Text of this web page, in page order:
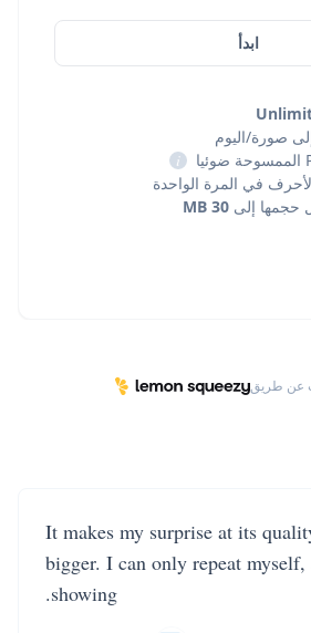
ابدأ
i
في المرة الواحدة
حجمها إلى 30 MB
عن طريق
It makes my surprise at its
bigger. I can only repeat
showing.